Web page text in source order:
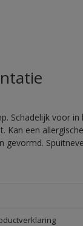
Schadelijk voor
Kan een
gevormd.